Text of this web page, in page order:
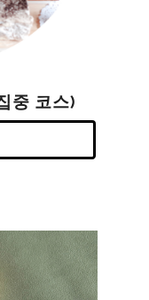
중 코스)